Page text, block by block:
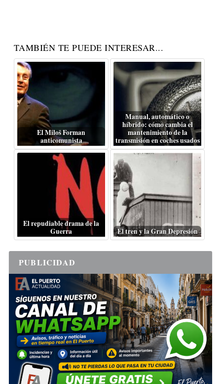
TAMBIÉN TE PUEDE INTERESAR...
El Miloš Forman
anticomunista
Manual, automático o
híbrido: cómo cambia el
mantenimiento de la
transmisión en coches usados
El repudiable drama de la
Guerra
El tren y la Gran Depresión
PUBLICIDAD